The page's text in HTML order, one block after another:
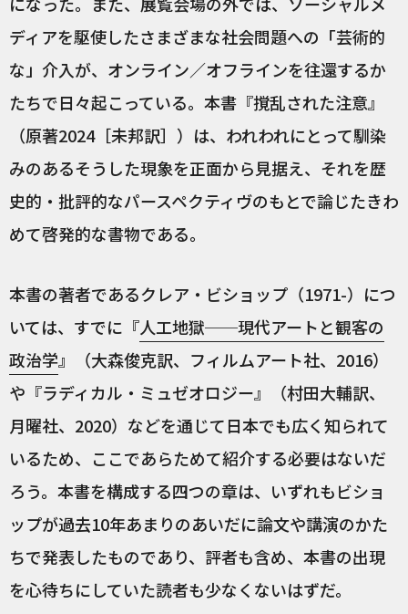
ディアを駆使したさまざまな社会問題への「芸術的
な」介入が、オンライン／オフラインを往還するか
たちで日々起こっている。本書『撹乱された注意』
（原著2024［未邦訳］）は、われわれにとって馴染
みのあるそうした現象を正面から見据え、それを歴
史的・批評的なパースペクティヴのもとで論じたきわ
めて啓発的な書物である。
本書の著者であるクレア・ビショップ（1971-）につ
いては、すでに『人工地獄──現代アートと観客の
政治学』（大森俊克訳、フィルムアート社、2016）
や『ラディカル・ミュゼオロジー』（村田大輔訳、
月曜社、2020）などを通じて日本でも広く知られて
いるため、ここであらためて紹介する必要はないだ
ろう。本書を構成する四つの章は、いずれもビショ
ップが過去10年あまりのあいだに論文や講演のかた
ちで発表したものであり、評者も含め、本書の出現
を心待ちにしていた読者も少なくないはずだ。